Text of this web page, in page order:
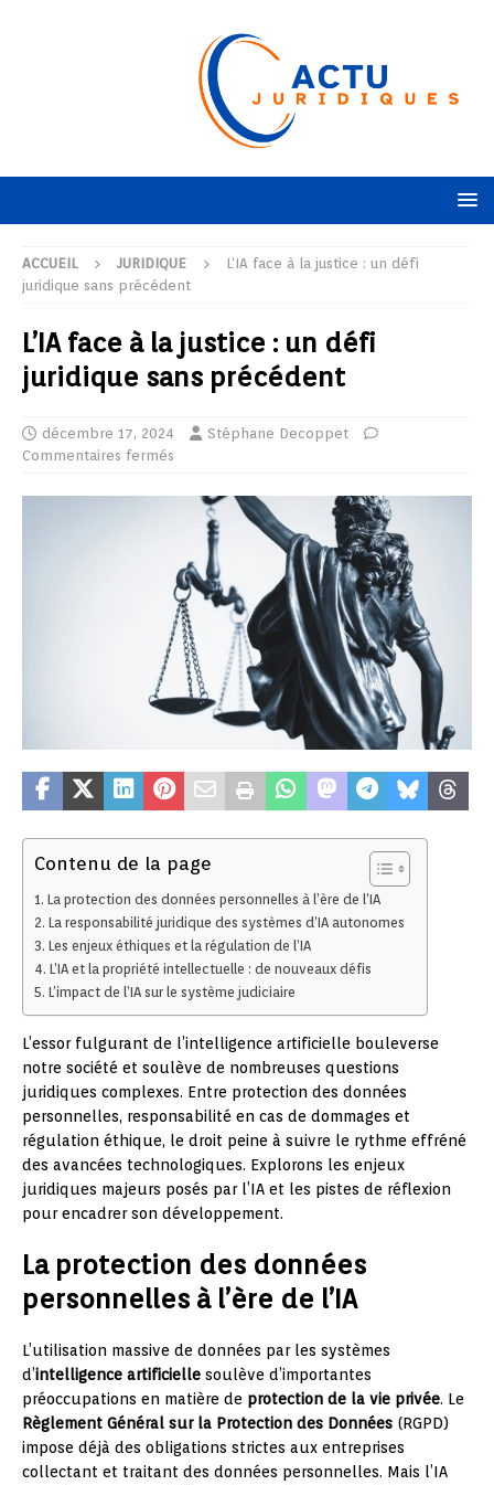
ACCUEIL JURIDIQUE
L’IA face à la justice : un défi
juridique sans précédent
L’IA face à la justice : un défi
juridique sans précédent
décembre 17, 2024
Stéphane Decoppet
Commentaires fermés
Contenu de la page
La protection des données personnelles à l’ère de l’IA
La responsabilité juridique des systèmes d’IA autonomes
Les enjeux éthiques et la régulation de l’IA
L’IA et la propriété intellectuelle : de nouveaux défis
L’impact de l’IA sur le système judiciaire
L’essor fulgurant de l’intelligence artificielle bouleverse
notre société et soulève de nombreuses questions
juridiques complexes. Entre protection des données
personnelles, responsabilité en cas de dommages et
régulation éthique, le droit peine à suivre le rythme effréné
des avancées technologiques. Explorons les enjeux
juridiques majeurs posés par l’IA et les pistes de réflexion
pour encadrer son développement.
La protection des données
personnelles à l’ère de l’IA
L’utilisation massive de données par les systèmes
d’intelligence artificielle soulève d’importantes
préoccupations en matière de protection de la vie privée. Le
Règlement Général sur la Protection des Données (RGPD)
impose déjà des obligations strictes aux entreprises
collectant et traitant des données personnelles. Mais l’IA